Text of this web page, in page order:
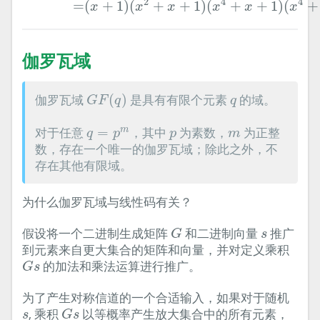
=(x + 1)(x + x + 1)(x + x + 1)(x +
伽罗瓦域
伽罗瓦域 GF (q)
GF(q) 是具有有限个元素 q
q的域。
对于任意q = pm
q =p m ，其中 p
p为素数， m
m 为正整
数，存在一个唯一的伽罗瓦域；除此之外，不
存在其他有限域。
为什么伽罗瓦域与线性码有关？
假设将一个二进制生成矩阵 G
G 和二进制向量 s
s推广
到元素来自更大集合的矩阵和向量，并对定义乘积
Gs
Gs 的加法和乘法运算进行推广。
为了产生对称信道的一个合适输入，如果对于随机
s
s, 乘积 Gs
Gs 以等概率产生放大集合中的所有元素，